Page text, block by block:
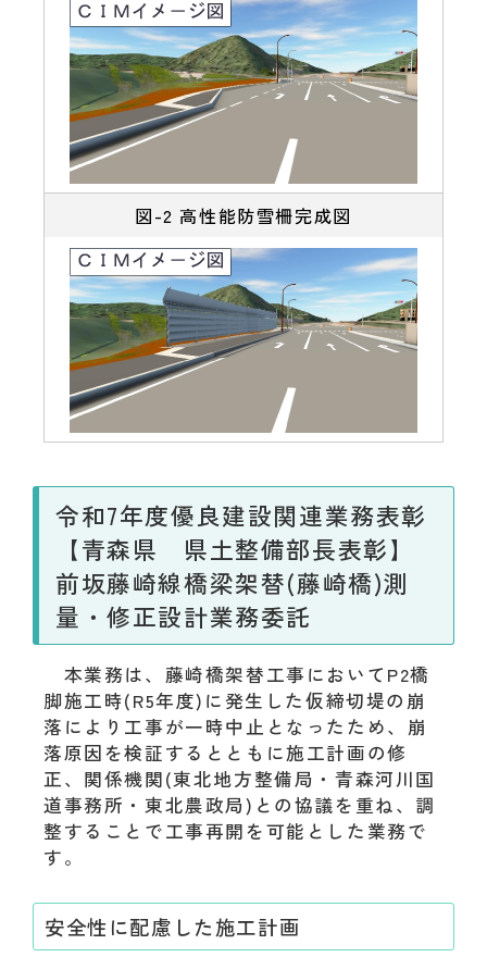
図-2 高性能防雪柵完成図
令和7年度優良建設関連業務表彰
【青森県 県土整備部長表彰】
前坂藤崎線橋梁架替(藤崎橋)測
量・修正設計業務委託
本業務は、藤崎橋架替工事においてP2橋
脚施工時(R5年度)に発生した仮締切堤の崩
落により工事が一時中止となったため、崩
落原因を検証するとともに施工計画の修
正、関係機関(東北地方整備局・青森河川国
道事務所・東北農政局)との協議を重ね、調
整することで工事再開を可能とした業務で
す。
安全性に配慮した施工計画